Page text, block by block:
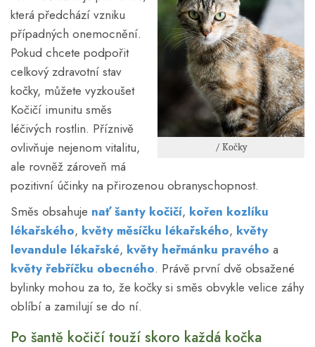
/ Kočky
která předchází vzniku
případných onemocnění.
Pokud chcete podpořit
celkový zdravotní stav
kočky, můžete vyzkoušet
Kočičí imunitu směs
léčivých rostlin. Příznivě
ovlivňuje nejenom vitalitu,
ale rovněž zároveň má
pozitivní účinky na přirozenou obranyschopnost.
Směs obsahuje nať šanty kočičí, kořen kozlíku
lékařského, květy měsíčku lékařského, květy
levandule lékařské, květy heřmánku pravého a
květy řebříčku obecného. Právě první dvě obsažené
bylinky mohou za to, že kočky si směs obvykle velice záhy
oblíbí a zamilují se do ní.
Po šantě kočičí touží skoro každá kočka